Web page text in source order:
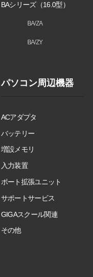
BAシリーズ（16.0型）
BA/ZA
BA/ZY
パソコン周辺機器
ACアダプタ
バッテリー
増設メモリ
入力装置
ポート拡張ユニット
サポートサービス
GIGAスクール関連
その他